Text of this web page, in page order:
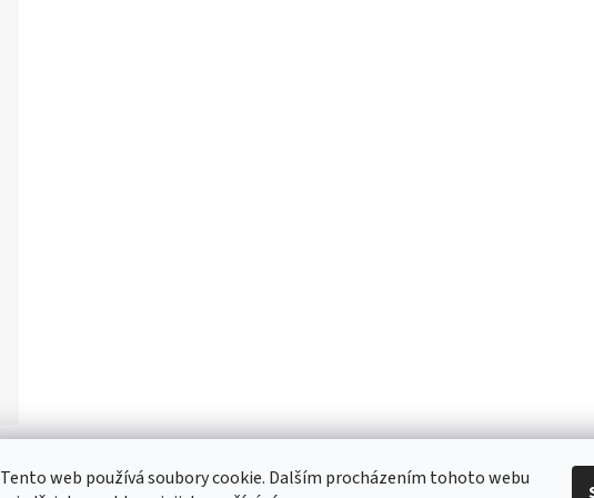
Tento web používá soubory cookie. Dalším procházením tohoto webu
Kontakt / Obchodní podmínky / Ochrana osobních údajů / Reklamace / Výměna,